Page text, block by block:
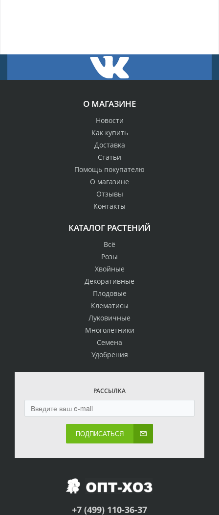
О МАГАЗИНЕ
Новости
Как купить
Доставка
Статьи
Помощь покупателю
О магазине
Отзывы
Контакты
КАТАЛОГ РАСТЕНИЙ
Всё
Розы
Хвойные
Декоративные
Плодовые
Клематисы
Луковичные
Многолетники
Семена
Удобрения
РАССЫЛКА
ПОДПИСАТЬСЯ
+7 (499) 110-36-37